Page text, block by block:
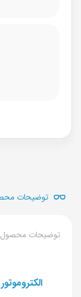
توضیحات
توضیحات محصول